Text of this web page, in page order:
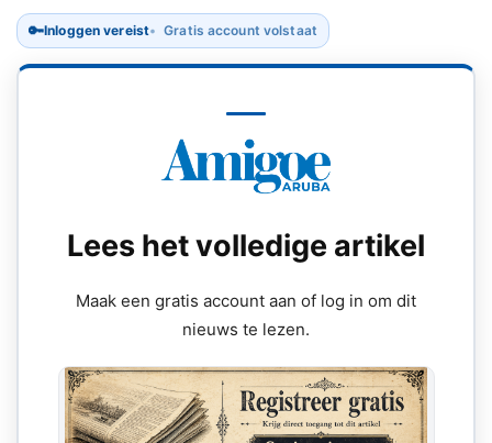
🔑Inloggen vereist Gratis account volstaat
Lees het volledige artikel
Maak een gratis account aan of log in om dit
nieuws te lezen.